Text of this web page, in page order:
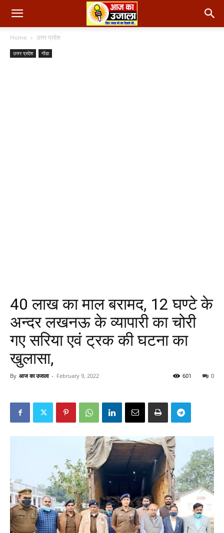
Home उत्तर प्रदेश
उत्तर प्रदेश गोंडा
40 लाख का माल बरामद, 12 घण्टे के
अन्दर लखनऊ के व्यापारी का चोरी
गए सरिया एवं ट्रक की घटना का
खुलासा,
By आज का उजाला - February 9, 2022 0
601